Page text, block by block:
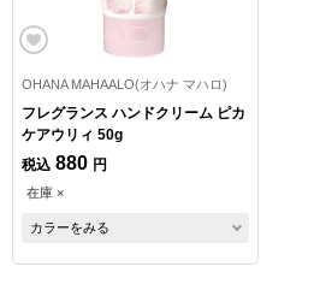
OHANA MAHAALO(オハナ マハロ)
フレグランス ハンドクリーム ピカ
ケアウリィ 50g
税込 880 円
在庫 ×
カラーをみる